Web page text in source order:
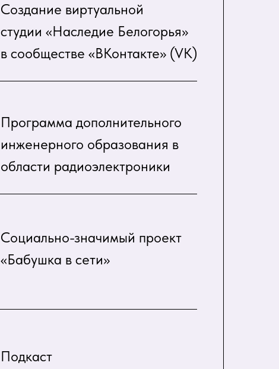
Создание виртуальной
студии «Наследие Белогорья»
в сообществе «ВКонтакте» (VK)
Программа дополнительного
инженерного образования в
области радиоэлектроники
Социально-значимый проект
«Бабушка в сети»
Подкаст